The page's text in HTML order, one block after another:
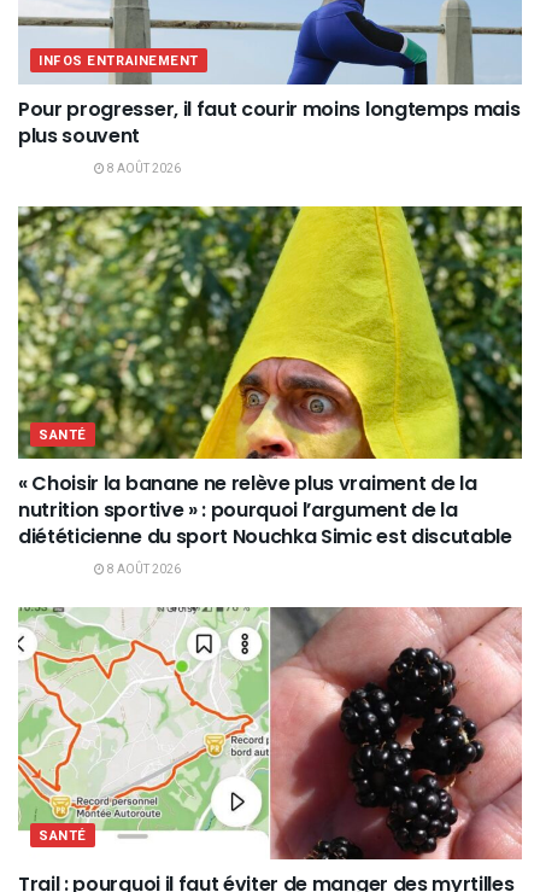
INFOS ENTRAINEMENT
Pour progresser, il faut courir moins longtemps mais
plus souvent
8 AOÛT 2026
SANTÉ
« Choisir la banane ne relève plus vraiment de la
nutrition sportive » : pourquoi l’argument de la
diététicienne du sport Nouchka Simic est discutable
8 AOÛT 2026
SANTÉ
Trail : pourquoi il faut éviter de manger des myrtilles